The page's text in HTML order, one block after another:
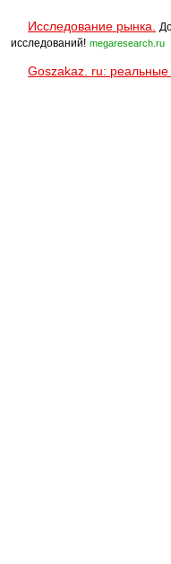
Исследование рынка.
исследований! megaresearch.ru
Goszakaz. ru: реальные